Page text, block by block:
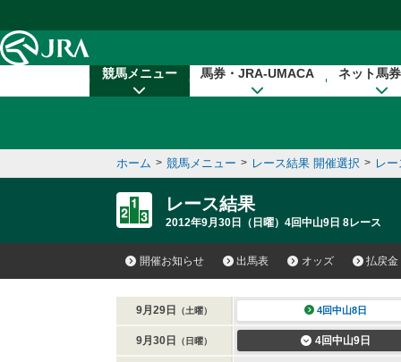
競馬メニュー 馬券・JRA-UMACA ネット馬
ホーム > 競馬メニュー > レース結果 開催選択 > レ
レース結果
2012年9月30日（日曜）4回中山9日 8レース
開催お知らせ 出馬表 オッズ 払戻金
9月29日 （土曜） 4回中山8日
9月30日 （日曜） 4回中山9日